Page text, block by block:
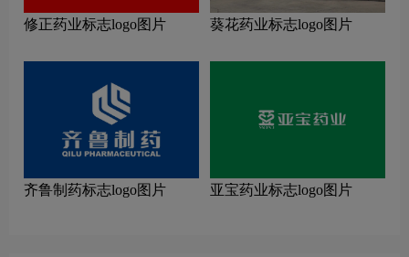
修正药业标志logo图片 葵花药业标志logo图片
齐鲁制药标志logo图片 亚宝药业标志logo图片